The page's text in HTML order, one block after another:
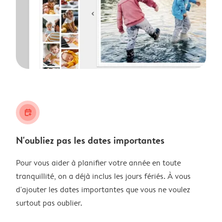
calendar_plus
N'oubliez pas les dates importantes
Pour vous aider à planifier votre année en toute
tranquillité, on a déjà inclus les jours fériés. À vous
d'ajouter les dates importantes que vous ne voulez
surtout pas oublier.